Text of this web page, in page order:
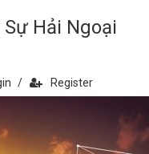
Hải Ngoại
/ Register